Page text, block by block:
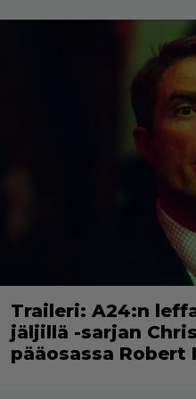
Traileri: A24:n
jäljillä -sarjan
pääosassa Robert